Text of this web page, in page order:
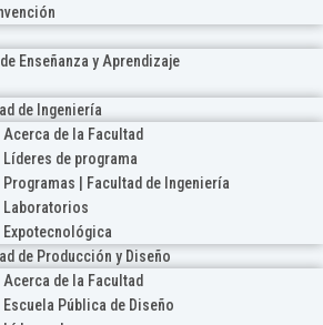
Enseñanza y Aprendizaje
de Ingeniería
Acerca de la Facultad
Líderes de programa
Programas | Facultad de Ingeniería
Laboratorios
Expotecnológica
de Producción y Diseño
Acerca de la Facultad
Escuela Pública de Diseño